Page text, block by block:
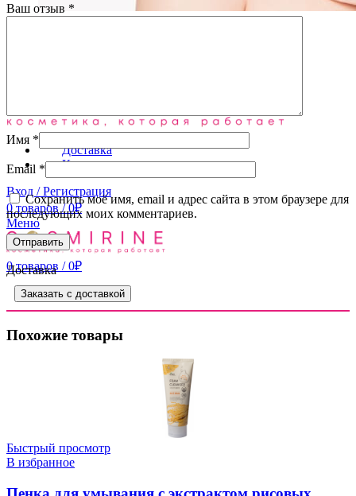
Доставка
Контакты
Вход / Регистрация
0товаров / 0₽
Меню
0товаров / 0₽
Ваш отзыв *
Имя *
Email *
Сохранить моё имя, email и адрес сайта в этом браузере для
последующих моих комментариев.
Доставка
Заказать с доставкой
Похожие товары
Быстрый просмотр
В избранное